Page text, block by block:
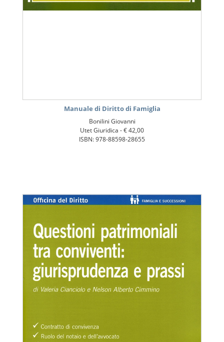
Manuale di Diritto di Famiglia
Bonilini Giovanni
Utet Giuridica -€ 42,00
ISBN: 978-88598-28655